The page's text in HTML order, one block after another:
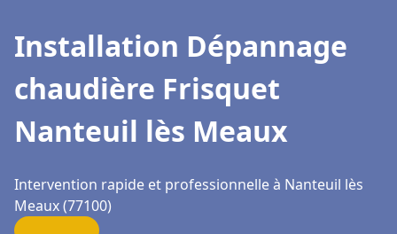
Installation Dépannage
chaudière Frisquet
Nanteuil lès Meaux
Intervention rapide et professionnelle à Nanteuil lès
Meaux (77100)